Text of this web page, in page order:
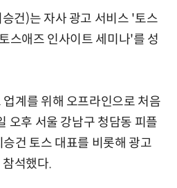
건)는 자사 광고 서비스 '토스
스애즈 인사이트 세미나'를 성
계를 위해 오프라인으로 처음
오후 서울 강남구 청담동 피플
건 토스 대표를 비롯해 광고
석했다.